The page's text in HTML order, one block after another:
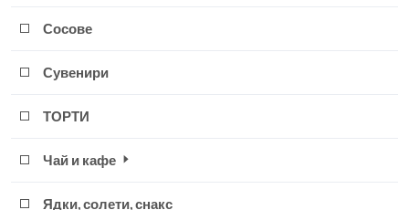
Сосове
Сувенири
ТОРТИ
Чай и кафе
Ядки, солети, снакс